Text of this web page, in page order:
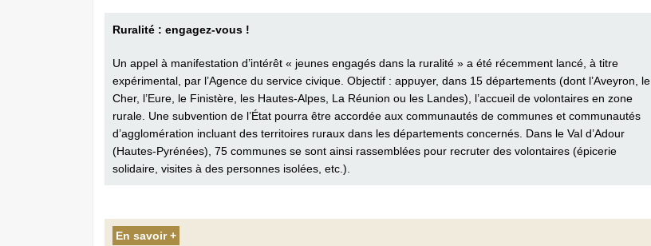
Ruralité : engagez-vous !
Un appel à manifestation d’intérêt « jeunes engagés dans la ruralité » a été récemment lancé, à titre
expérimental, par l’Agence du ­service civique. Objectif : appuyer, dans 15 départements (dont l’Aveyron, le
Cher, l’Eure, le Finistère, les Hautes-Alpes, La Réunion ou les Landes), l’accueil de volontaires en zone
rurale. Une subvention de l’État pourra être accordée aux communautés de communes et communautés
d’agglomération incluant des ­territoires ruraux dans les départements concernés. Dans le Val d’Adour
(Hautes-­Pyrénées), 75 communes se sont ainsi rassem­blées pour recruter des volontaires (épicerie
solidaire, visites à des personnes ­isolées, etc.).
En savoir +